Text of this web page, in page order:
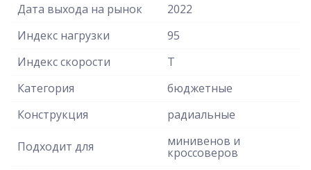
Дата выхода на рынок
2022
Индекс нагрузки
95
Индекс скорости
T
Категория
бюджетные
Конструкция
радиальные
Подходит для минивенов и
кроссоверов